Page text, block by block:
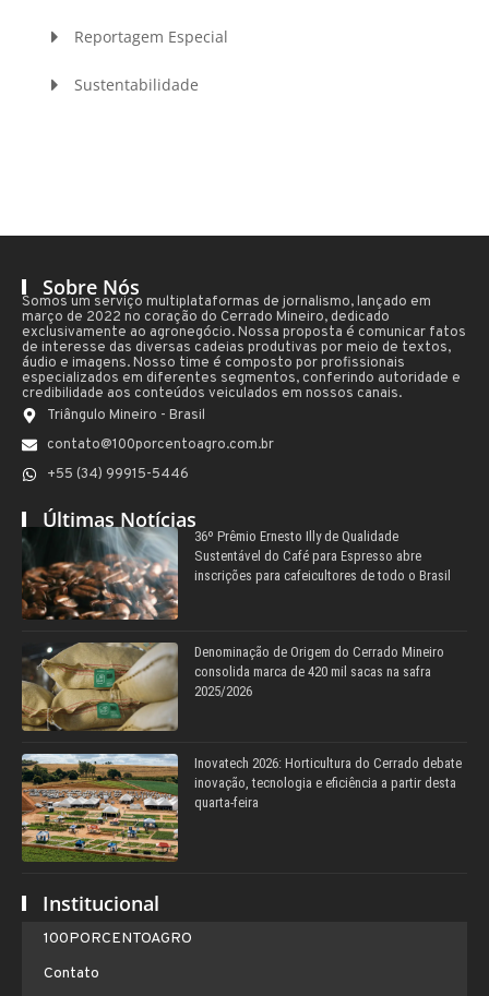
Reportagem Especial
Sustentabilidade
Sobre Nós
Somos um serviço multiplataformas de jornalismo, lançado em
março de 2022 no coração do Cerrado Mineiro, dedicado
exclusivamente ao agronegócio. Nossa proposta é comunicar fatos
de interesse das diversas cadeias produtivas por meio de textos,
áudio e imagens. Nosso time é composto por profissionais
especializados em diferentes segmentos, conferindo autoridade e
credibilidade aos conteúdos veiculados em nossos canais.
Triângulo Mineiro - Brasil
contato@100porcentoagro.com.br
+55 (34) 99915-5446
Últimas Notícias
36º Prêmio Ernesto Illy de Qualidade
Sustentável do Café para Espresso abre
inscrições para cafeicultores de todo o Brasil
Denominação de Origem do Cerrado Mineiro
consolida marca de 420 mil sacas na safra
2025/2026
Inovatech 2026: Horticultura do Cerrado debate
inovação, tecnologia e eficiência a partir desta
quarta-feira
Institucional
100PORCENTOAGRO
Contato